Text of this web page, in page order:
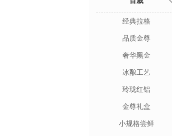
经典拉格
品质金尊
奢华黑金
冰酿工艺
玲珑红铝
金尊礼盒
小规格尝鲜